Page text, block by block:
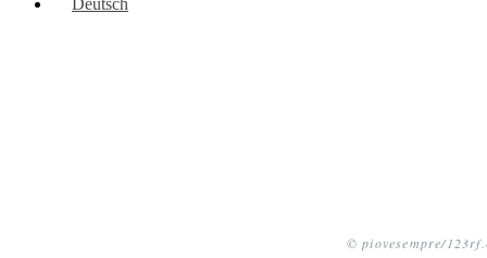
© piovesempre/
Deutsch